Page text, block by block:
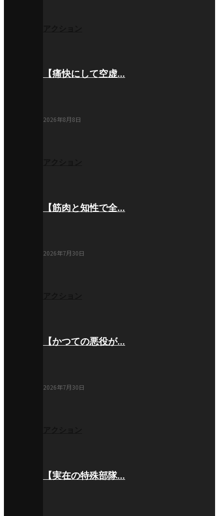
【痛快にして空虚…
2026年8月8日
【筋肉と知性で全…
2026年7月30日
【かつての悪役が…
2026年7月30日
【実在の特殊部隊…